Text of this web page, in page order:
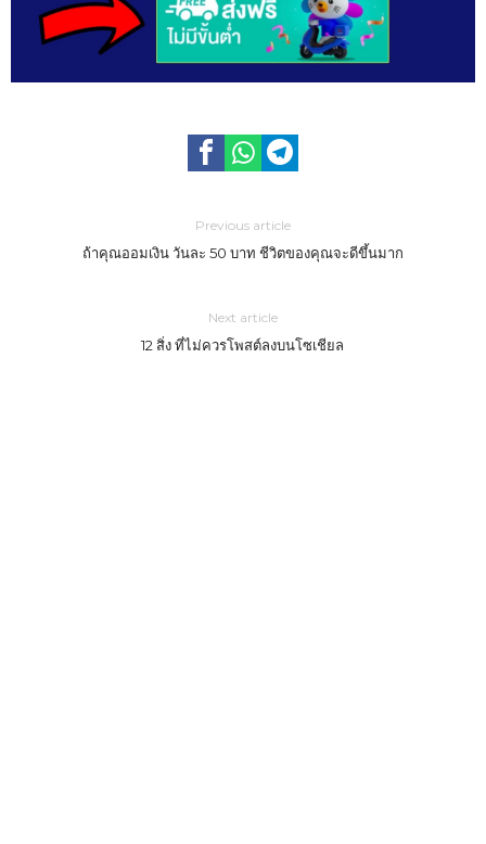
Previous article
ถ้าคุณออมเงิน วันละ 50 บาท ชีวิตของคุณจะดีขึ้นมาก
Next article
12 สิ่ง ที่ไม่ควรโพสต์ลงบนโซเชียล